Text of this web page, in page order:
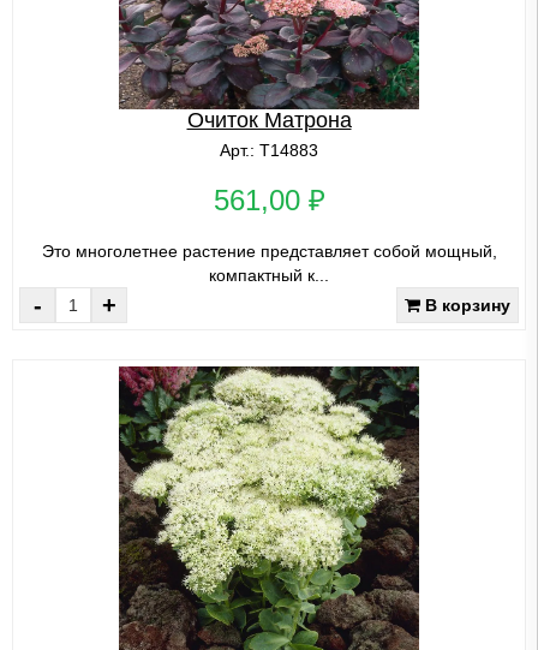
Очиток Матрона
Арт.: Т14883
561,00 ₽
Это многолетнее растение представляет собой мощный,
компактный к...
- + В корзину